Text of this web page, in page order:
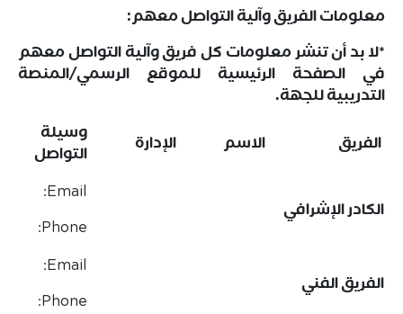
معلومات الفريق وآلية التواصل معهم:
*لا بد أن تنشر معلومات كل فريق وآلية التواصل معهم
في الصفحة الرئيسية للموقع الرسمي/المنصة
التدريبية للجهة.
الفريق
الاسم الإدارة
وسيلة
التواصل
الكادر الإشرافي
Email:
Phone:
الفريق الفني
Email:
Phone: